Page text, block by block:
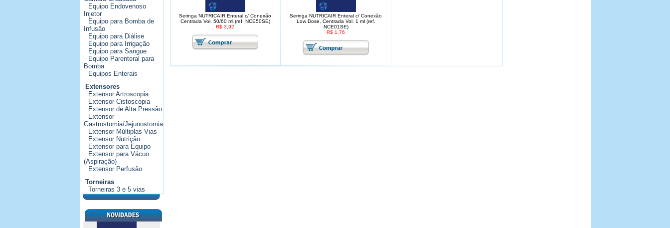
Equipo Endovenoso
Injetor
Equipo para Bomba de
Infusão
Equipo para Diálise
Equipo para Irrigação
Equipo para Sangue
Equipo Parenteral para
Bomba
Equipos Enterais
Extensores
Extensor Artroscopia
Extensor Cistoscopia
Extensor de Alta Pressão
Extensor
Gastrostomia/Jejunostomia
Extensor Múltiplas Vias
Extensor Nutrição
Extensor para Equipo
Extensor para Vácuo
(Aspiração)
Extensor Perfusão
Torneiras
Torneiras 3 e 5 vias
Seringa NUTRICAIR Enteral c/ Conexão
Centrada Vol. 50/60 ml (ref. NCE50SE)
R$ 3,92
Seringa NUTRICAIR Enteral c/ Conexão
Low Dose, Centrada Vol. 1 ml (ref.
NCE01SE)
R$ 1,76